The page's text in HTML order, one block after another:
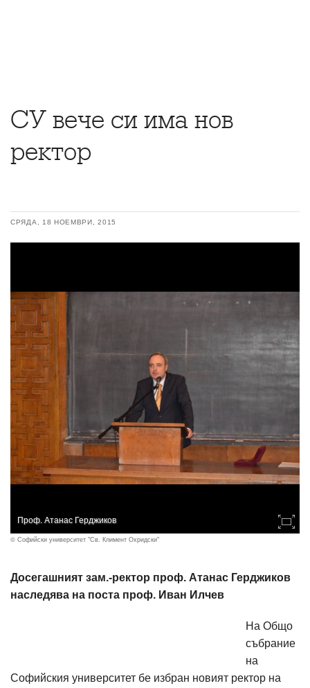
СУ вече си има нов
ректор
СРЯДА, 18 НОЕМВРИ, 2015
Проф. Атанас Герджиков
© Софийски университет "Св. Климент Охридски"
Досегашният зам.-ректор проф. Атанас Герджиков
наследява на поста проф. Иван Илчев
На Общо
събрание
на
Софийския университет бе избран новият ректор на